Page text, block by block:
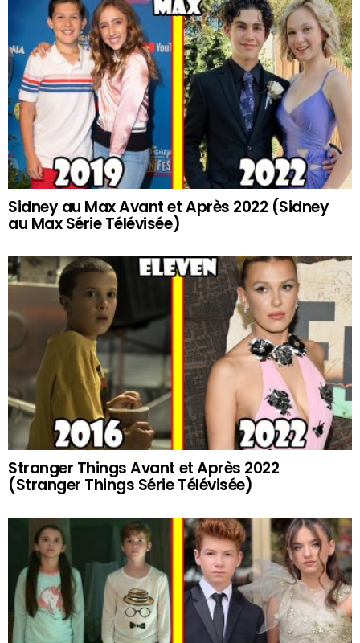
Sidney au Max Avant et Après 2022 (Sidney
au Max Série Télévisée)
Stranger Things Avant et Après 2022
(Stranger Things Série Télévisée)